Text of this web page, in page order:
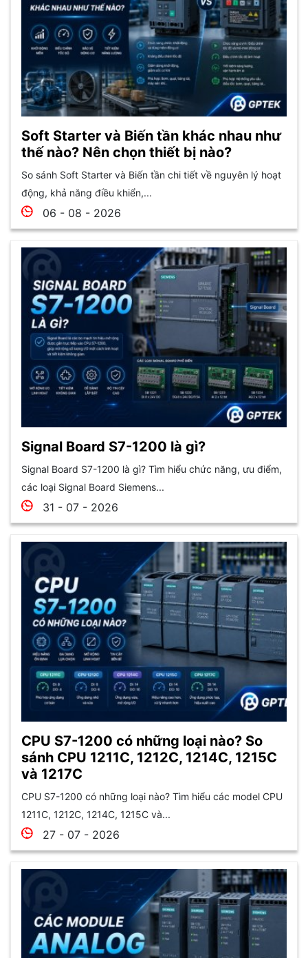
Soft Starter và Biến tần khác nhau như
thế nào? Nên chọn thiết bị nào?
So sánh Soft Starter và Biến tần chi tiết về nguyên lý hoạt
động, khả năng điều khiển,...
06 - 08 - 2026
Signal Board S7-1200 là gì?
Signal Board S7-1200 là gì? Tìm hiểu chức năng, ưu điểm,
các loại Signal Board Siemens...
31 - 07 - 2026
CPU S7-1200 có những loại nào? So
sánh CPU 1211C, 1212C, 1214C, 1215C
và 1217C
CPU S7-1200 có những loại nào? Tìm hiểu các model CPU
1211C, 1212C, 1214C, 1215C và...
27 - 07 - 2026